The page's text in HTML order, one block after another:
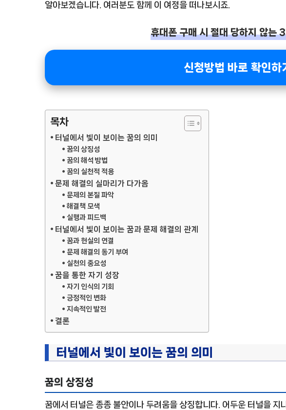
알아보겠습니다. 여러분도 함께 이 여정을 떠나보시죠.
휴대폰 구매 시 절대 당하지 않는
신청방법 바로 확인하
목차
터널에서 빛이 보이는 꿈의 의미
꿈의 상징성
꿈의 해석 방법
꿈의 실천적 적용
문제 해결의 실마리가 다가옴
문제의 본질 파악
해결책 모색
실행과 피드백
터널에서 빛이 보이는 꿈과 문제 해결의 관계
꿈과 현실의 연결
문제 해결의 동기 부여
실천의 중요성
꿈을 통한 자기 성장
자기 인식의 기회
긍정적인 변화
지속적인 발전
결론
터널에서 빛이 보이는 꿈의 의미
꿈의 상징성
꿈에서 터널은 종종 불안이나 두려움을 상징합니다. 어두운 터널을 지